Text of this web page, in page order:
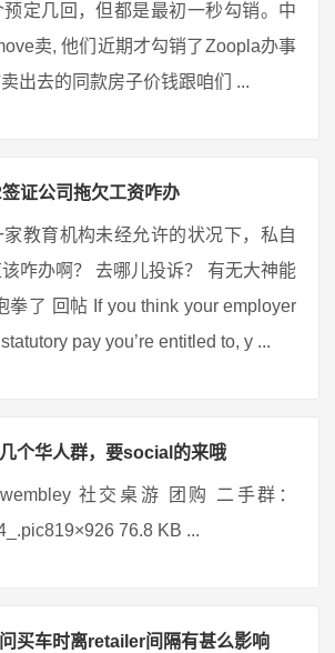
定几回，但都是最初一秒勾销。中
卖, 他们近期才勾销了Zoopla办事
出去的同款房子价钱跟咱们 ...
证公司拖欠工资咋办
教育机构未经允许的状况下，私自
咋办啊？ 去哪儿投诉？ 有无大神能
拳了 回帖 If you think your employer
pay you’re entitled to, y ...
个华人群，要social的来哦
社交桌游 团购 二手群：
76.8 KB ...
买车时离retailer间隔有甚么影响